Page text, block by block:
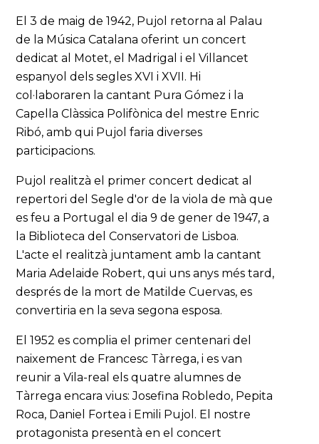
El 3 de maig de 1942, Pujol retorna al Palau
de la Música Catalana oferint un concert
dedicat al Motet, el Madrigal i el Villancet
espanyol dels segles XVI i XVII. Hi
col·laboraren la cantant Pura Gómez i la
Capella Clàssica Polifònica del mestre Enric
Ribó, amb qui Pujol faria diverses
participacions.
Pujol realitzà el primer concert dedicat al
repertori del Segle d'or de la viola de mà que
es feu a Portugal el dia 9 de gener de 1947, a
la Biblioteca del Conservatori de Lisboa.
L'acte el realitzà juntament amb la cantant
Maria Adelaide Robert, qui uns anys més tard,
després de la mort de Matilde Cuervas, es
convertiria en la seva segona esposa.
El 1952 es complia el primer centenari del
naixement de Francesc Tàrrega, i es van
reunir a Vila-real els quatre alumnes de
Tàrrega encara vius: Josefina Robledo, Pepita
Roca, Daniel Fortea i Emili Pujol. El nostre
protagonista presentà en el concert